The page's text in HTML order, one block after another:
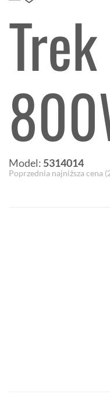
Model: 5314014
Poprzednia najniższa cena (